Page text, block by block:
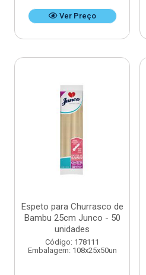
Ver Preço
Espeto para Churrasco de
Bambu 25cm Junco - 50
unidades
Código: 178111
Embalagem: 108x25x50un